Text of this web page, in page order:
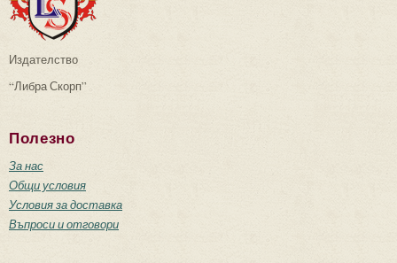
Издателство
“Либра Скорп”
Полезно
За нас
Общи условия
Условия за доставка
Въпроси и отговори